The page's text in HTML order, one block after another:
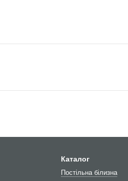
Каталог
Постільна білизна